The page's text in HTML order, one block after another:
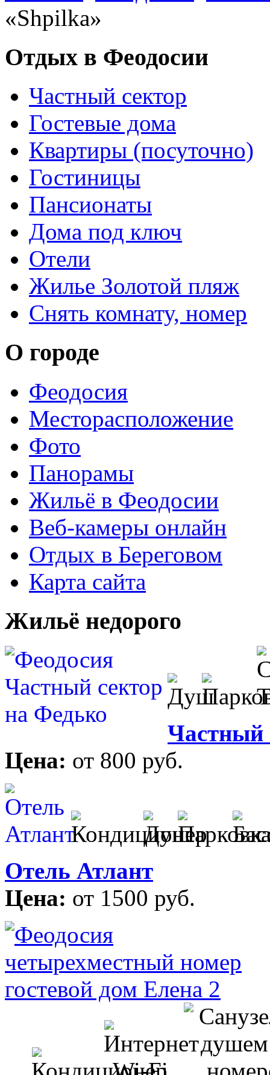
«Shpilka»
Отдых в Феодосии
Частный сектор
Гостевые дома
Квартиры (посуточно)
Гостиницы
Пансионаты
Дома под ключ
Отели
Жилье Золотой пляж
Снять комнату, номер
О городе
Феодосия
Месторасположение
Фото
Панорамы
Жильё в Феодосии
Веб-камеры онлайн
Отдых в Береговом
Карта сайта
Жильё недорого
Частный
Цена: от 800 руб.
Отель Атлант
Цена: от 1500 руб.